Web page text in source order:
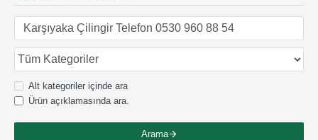
Alt kategoriler içinde ara
Ürün açıklamasında ara.
Arama